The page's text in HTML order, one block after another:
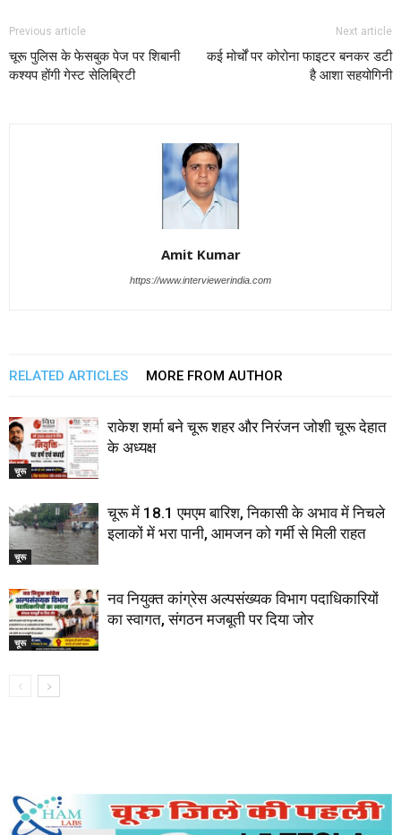
Previous article
चूरू पुलिस के फेसबुक पेज पर शिबानी
कश्यप होंगी गेस्ट सेलिब्रिटी
Next article
कई मोर्चों पर कोरोना फाइटर बनकर डटी
है आशा सहयोगिनी
Amit Kumar
https://www.interviewerindia.com
RELATED ARTICLES MORE FROM AUTHOR
चूरू
राकेश शर्मा बने चूरू शहर और निरंजन जोशी चूरू देहात
के अध्यक्ष
चूरू
चूरू में 18.1 एमएम बारिश, निकासी के अभाव में निचले
इलाकों में भरा पानी, आमजन को गर्मी से मिली राहत
चूरू
नव नियुक्त कांग्रेस अल्पसंख्यक विभाग पदाधिकारियों
का स्वागत, संगठन मजबूती पर दिया जोर